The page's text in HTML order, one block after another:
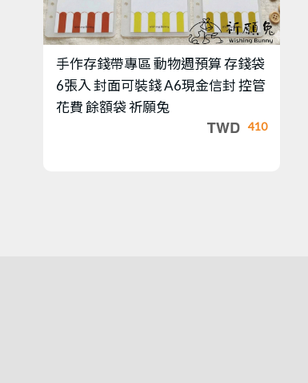
手作存錢帶專區動物週預算 存錢袋
6張入 封面可裝錢 A6現金信封 控管
花費 餘額袋 祈願兔
410